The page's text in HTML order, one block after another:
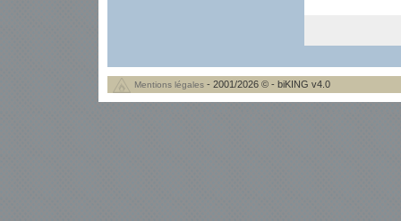
Mentions légales - 2001/2026 © - biKING v4.0